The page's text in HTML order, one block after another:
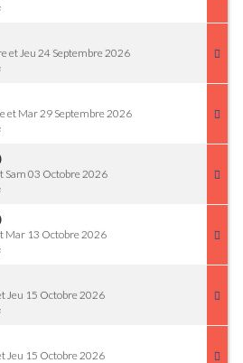
et Jeu 24 Septembre 2026
et Mar 29 Septembre 2026
Sam 03 Octobre 2026
Mar 13 Octobre 2026
Jeu 15 Octobre 2026
Jeu 15 Octobre 2026